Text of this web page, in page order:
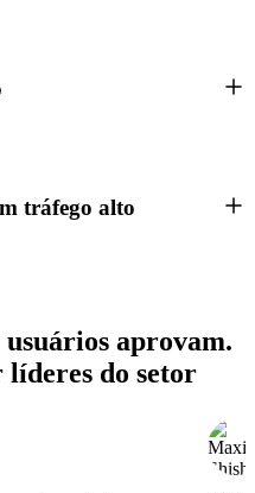
tráfego alto
aprovam.
líderes do setor